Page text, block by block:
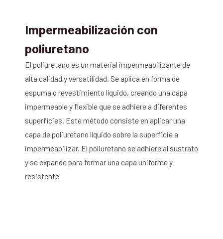
Impermeabilización con
poliuretano
El poliuretano es un material impermeabilizante de
alta calidad y versatilidad. Se aplica en forma de
espuma o revestimiento líquido, creando una capa
impermeable y flexible que se adhiere a diferentes
superficies. Este método consiste en aplicar una
capa de poliuretano líquido sobre la superficie a
impermeabilizar. El poliuretano se adhiere al sustrato
y se expande para formar una capa uniforme y
resistente